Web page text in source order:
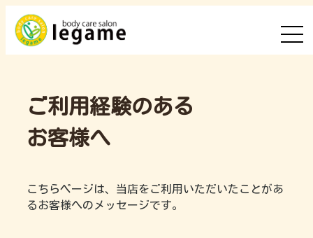
ご利用経験のある
お客様へ
こちらページは、当店をご利用いただいたことがあ
るお客様へのメッセージです。